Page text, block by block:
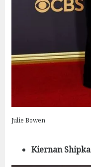
Julie Bowen
Kiernan Shipka